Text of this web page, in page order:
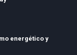
energético y